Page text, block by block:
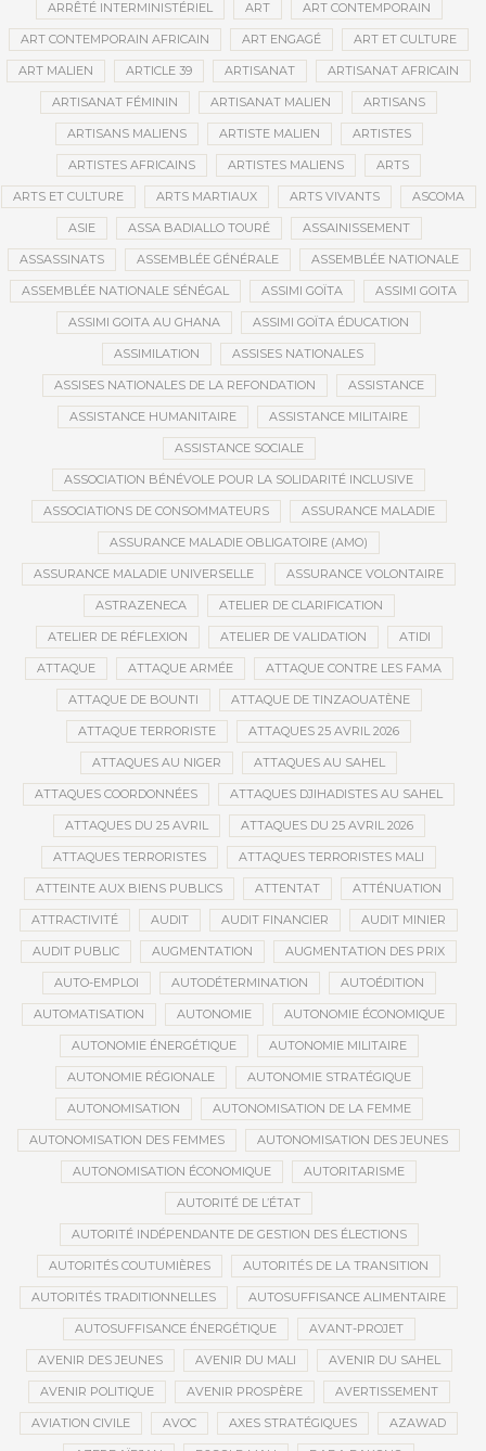
ARRÊTÉ INTERMINISTÉRIEL ART ART CONTEMPORAIN
ART CONTEMPORAIN AFRICAIN ART ENGAGÉ ART ET CULTURE
ART MALIEN ARTICLE 39 ARTISANAT ARTISANAT AFRICAIN
ARTISANAT FÉMININ ARTISANAT MALIEN ARTISANS
ARTISANS MALIENS ARTISTE MALIEN ARTISTES
ARTISTES AFRICAINS ARTISTES MALIENS ARTS
ARTS ET CULTURE ARTS MARTIAUX ARTS VIVANTS ASCOMA
ASIE ASSA BADIALLO TOURÉ ASSAINISSEMENT
ASSASSINATS ASSEMBLÉE GÉNÉRALE ASSEMBLÉE NATIONALE
ASSEMBLÉE NATIONALE SÉNÉGAL ASSIMI GOÏTA ASSIMI GOITA
ASSIMI GOITA AU GHANA ASSIMI GOÏTA ÉDUCATION
ASSIMILATION ASSISES NATIONALES
ASSISES NATIONALES DE LA REFONDATION ASSISTANCE
ASSISTANCE HUMANITAIRE ASSISTANCE MILITAIRE
ASSISTANCE SOCIALE
ASSOCIATION BÉNÉVOLE POUR LA SOLIDARITÉ INCLUSIVE
ASSOCIATIONS DE CONSOMMATEURS ASSURANCE MALADIE
ASSURANCE MALADIE OBLIGATOIRE (AMO)
ASSURANCE MALADIE UNIVERSELLE ASSURANCE VOLONTAIRE
ASTRAZENECA ATELIER DE CLARIFICATION
ATELIER DE RÉFLEXION ATELIER DE VALIDATION ATIDI
ATTAQUE ATTAQUE ARMÉE ATTAQUE CONTRE LES FAMA
ATTAQUE DE BOUNTI ATTAQUE DE TINZAOUATÈNE
ATTAQUE TERRORISTE ATTAQUES 25 AVRIL 2026
ATTAQUES AU NIGER ATTAQUES AU SAHEL
ATTAQUES COORDONNÉES ATTAQUES DJIHADISTES AU SAHEL
ATTAQUES DU 25 AVRIL ATTAQUES DU 25 AVRIL 2026
ATTAQUES TERRORISTES ATTAQUES TERRORISTES MALI
ATTEINTE AUX BIENS PUBLICS ATTENTAT ATTÉNUATION
ATTRACTIVITÉ AUDIT AUDIT FINANCIER AUDIT MINIER
AUDIT PUBLIC AUGMENTATION AUGMENTATION DES PRIX
AUTO-EMPLOI AUTODÉTERMINATION AUTOÉDITION
AUTOMATISATION AUTONOMIE AUTONOMIE ÉCONOMIQUE
AUTONOMIE ÉNERGÉTIQUE AUTONOMIE MILITAIRE
AUTONOMIE RÉGIONALE AUTONOMIE STRATÉGIQUE
AUTONOMISATION AUTONOMISATION DE LA FEMME
AUTONOMISATION DES FEMMES AUTONOMISATION DES JEUNES
AUTONOMISATION ÉCONOMIQUE AUTORITARISME
AUTORITÉ DE L’ÉTAT
AUTORITÉ INDÉPENDANTE DE GESTION DES ÉLECTIONS
AUTORITÉS COUTUMIÈRES AUTORITÉS DE LA TRANSITION
AUTORITÉS TRADITIONNELLES AUTOSUFFISANCE ALIMENTAIRE
AUTOSUFFISANCE ÉNERGÉTIQUE AVANT-PROJET
AVENIR DES JEUNES AVENIR DU MALI AVENIR DU SAHEL
AVENIR POLITIQUE AVENIR PROSPÈRE AVERTISSEMENT
AVIATION CIVILE AVOC AXES STRATÉGIQUES AZAWAD